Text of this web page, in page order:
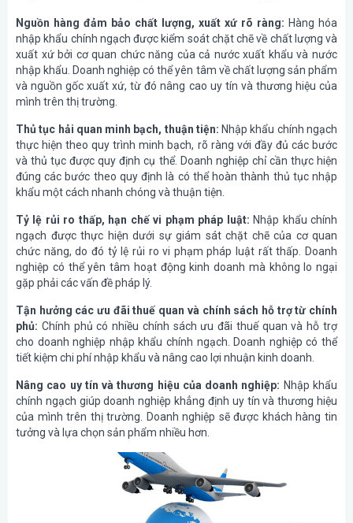
Nguồn hàng đảm bảo chất lượng, xuất xứ rõ ràng: Hàng hóa
nhập khẩu chính ngạch được kiểm soát chặt chẽ về chất lượng và
xuất xứ bởi cơ quan chức năng của cả nước xuất khẩu và nước
nhập khẩu. Doanh nghiệp có thể yên tâm về chất lượng sản phẩm
và nguồn gốc xuất xứ, từ đó nâng cao uy tín và thương hiệu của
mình trên thị trường.
Thủ tục hải quan minh bạch, thuận tiện: Nhập khẩu chính ngạch
thực hiện theo quy trình minh bạch, rõ ràng với đầy đủ các bước
và thủ tục được quy định cụ thể. Doanh nghiệp chỉ cần thực hiện
đúng các bước theo quy định là có thể hoàn thành thủ tục nhập
khẩu một cách nhanh chóng và thuận tiện.
Tỷ lệ rủi ro thấp, hạn chế vi phạm pháp luật: Nhập khẩu chính
ngạch được thực hiện dưới sự giám sát chặt chẽ của cơ quan
chức năng, do đó tỷ lệ rủi ro vi phạm pháp luật rất thấp. Doanh
nghiệp có thể yên tâm hoạt động kinh doanh mà không lo ngại
gặp phải các vấn đề pháp lý.
Tận hưởng các ưu đãi thuế quan và chính sách hỗ trợ từ chính
phủ: Chính phủ có nhiều chính sách ưu đãi thuế quan và hỗ trợ
cho doanh nghiệp nhập khẩu chính ngạch. Doanh nghiệp có thể
tiết kiệm chi phí nhập khẩu và nâng cao lợi nhuận kinh doanh.
Nâng cao uy tín và thương hiệu của doanh nghiệp: Nhập khẩu
chính ngạch giúp doanh nghiệp khẳng định uy tín và thương hiệu
của mình trên thị trường. Doanh nghiệp sẽ được khách hàng tin
tưởng và lựa chọn sản phẩm nhiều hơn.